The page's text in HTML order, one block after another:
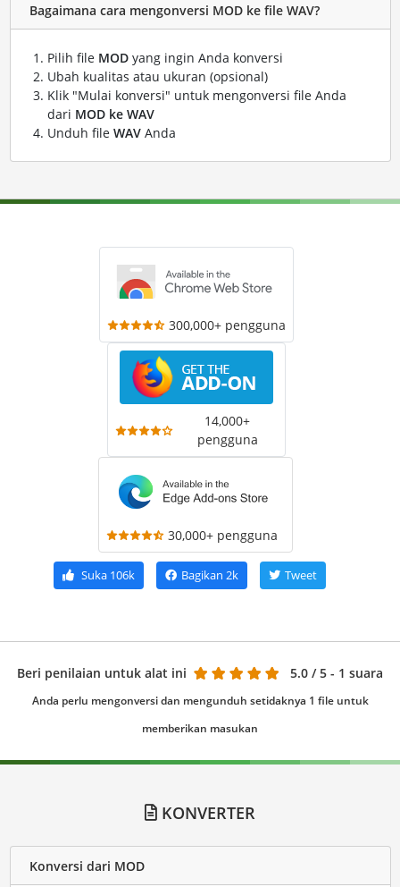
Bagaimana cara mengonversi MOD ke file WAV?
Pilih file MODyang ingin Anda konversi
Ubah kualitas atau ukuran (opsional)
Klik "Mulai konversi" untuk mengonversi file Anda
dari MOD ke WAV
Unduh file WAVAnda
300,000+ pengguna
14,000+
pengguna
30,000+ pengguna
Suka106k Bagikan 2k Tweet
Beri penilaian untuk alat ini 5.0 / 5 - 1 suara
Anda perlu mengonversi dan mengunduh setidaknya 1 file untuk
memberikan masukan
KONVERTER
Konversi dari MOD